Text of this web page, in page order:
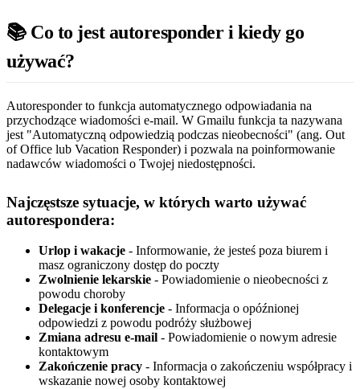
📚 Co to jest autoresponder i kiedy go
używać?
Autoresponder to funkcja automatycznego odpowiadania na
przychodzące wiadomości e-mail. W Gmailu funkcja ta nazywana
jest "Automatyczną odpowiedzią podczas nieobecności" (ang. Out
of Office lub Vacation Responder) i pozwala na poinformowanie
nadawców wiadomości o Twojej niedostępności.
Najczęstsze sytuacje, w których warto używać
autorespondera:
Urlop i wakacje - Informowanie, że jesteś poza biurem i
masz ograniczony dostęp do poczty
Zwolnienie lekarskie - Powiadomienie o nieobecności z
powodu choroby
Delegacje i konferencje - Informacja o opóźnionej
odpowiedzi z powodu podróży służbowej
Zmiana adresu e-mail - Powiadomienie o nowym adresie
kontaktowym
Zakończenie pracy - Informacja o zakończeniu współpracy i
wskazanie nowej osoby kontaktowej